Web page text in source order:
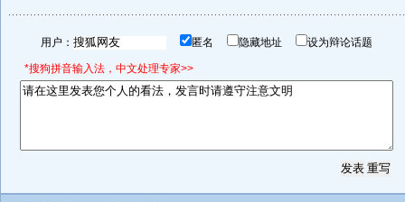
用户： 匿名 隐藏地址 设为辩论话题
*搜狗拼音输入法，中文处理专家>>